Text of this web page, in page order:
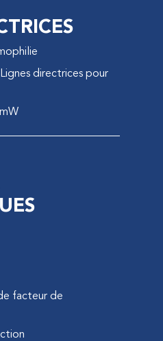
directrices pour
facteur de